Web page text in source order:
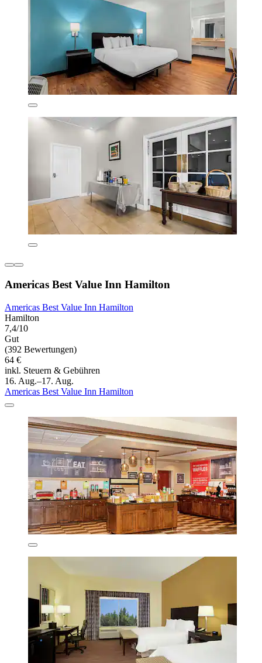
Americas Best Value Inn Hamilton
Americas Best Value Inn Hamilton
Hamilton
7,4/10
Gut
(392 Bewertungen)
64 €
inkl. Steuern & Gebühren
16. Aug.–17. Aug.
Americas Best Value Inn Hamilton